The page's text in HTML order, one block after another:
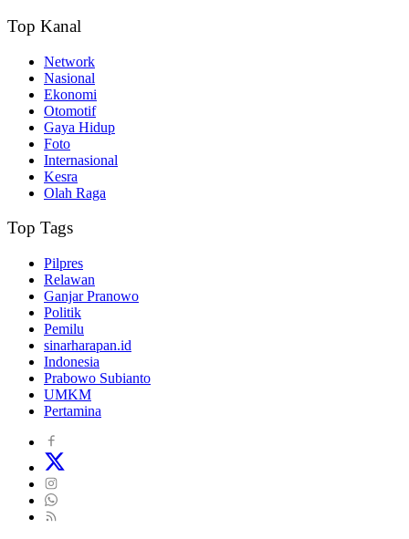
Top Kanal
Network
Nasional
Ekonomi
Otomotif
Gaya Hidup
Foto
Internasional
Kesra
Olah Raga
Top Tags
Pilpres
Relawan
Ganjar Pranowo
Politik
Pemilu
sinarharapan.id
Indonesia
Prabowo Subianto
UMKM
Pertamina